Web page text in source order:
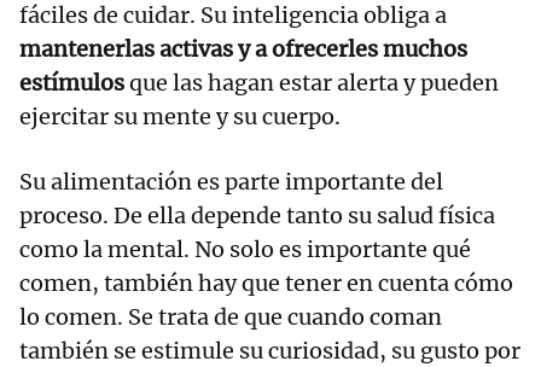
fáciles de cuidar. Su inteligencia obliga a
mantenerlas activas y a ofrecerles muchos
estímulosque las hagan estar alerta y pueden
ejercitar su mente y su cuerpo.
Su alimentación es parte importante del
proceso. De ella depende tanto su salud física
como la mental. No solo es importante qué
comen, también hay que tener en cuenta cómo
lo comen. Se trata de que cuando coman
también se estimule su curiosidad, su gusto por